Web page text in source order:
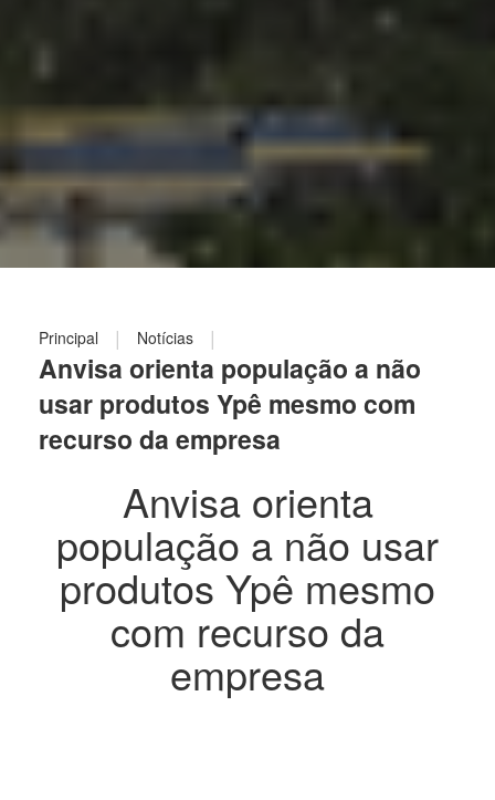
Principal | Notícias |
Anvisa orienta população a não
usar produtos Ypê mesmo com
recurso da empresa
Anvisa orienta
população a não usar
produtos Ypê mesmo
com recurso da
empresa